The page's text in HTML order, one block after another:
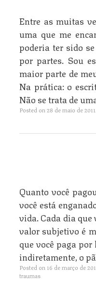
Entre as muitas
uma que me
poderia ter sido
por partes. Sou
maior parte de
Na prática: o
Não se trata de
Posted on 28 de maio de 2011
Quanto você
você está
vida. Cada dia
valor subjetivo é
que você paga
indiretamente, o
Posted on 16 de março de
traumas